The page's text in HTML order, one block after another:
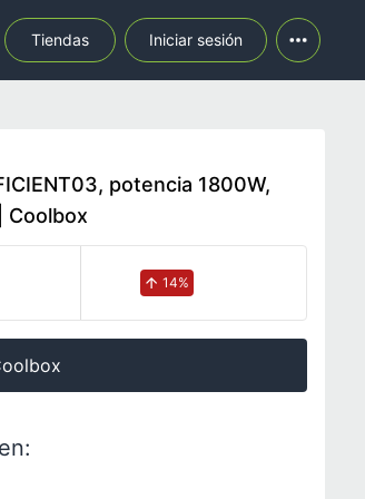
Tiendas Iniciar sesión
potencia 1800W,
Coolbox
14%